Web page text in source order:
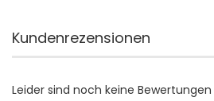
Kundenrezensionen
Leider sind noch keine